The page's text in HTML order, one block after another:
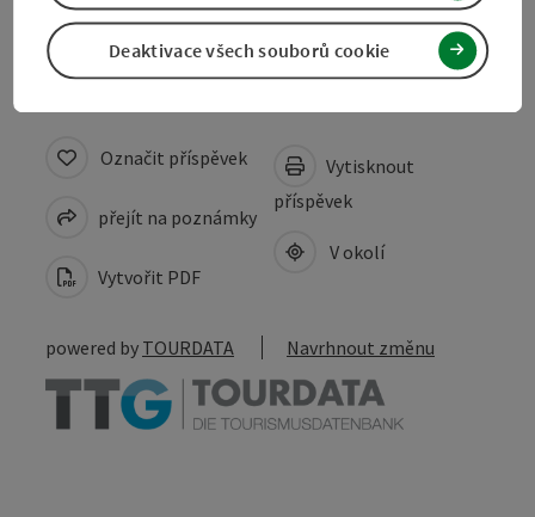
Prohlášení o souhlasu
Označit příspěvek
přejít na poznámky
Vytvořit PDF
Vytisknout
příspěvek
V okolí
powered by TOURDATA Navrhnout změnu
Deaktivace všech souborů cookie